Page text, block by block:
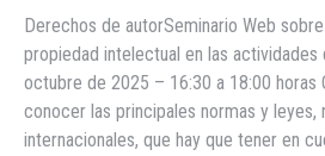
Derechos de autorSeminario Web
propiedad intelectual en las
octubre de 2025 – 16:30 a 18:00 horas
conocer las principales normas y leyes,
internacionales, que hay que tener en